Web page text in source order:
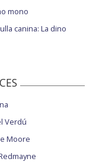
mono
canina: La dino
Verdú
Moore